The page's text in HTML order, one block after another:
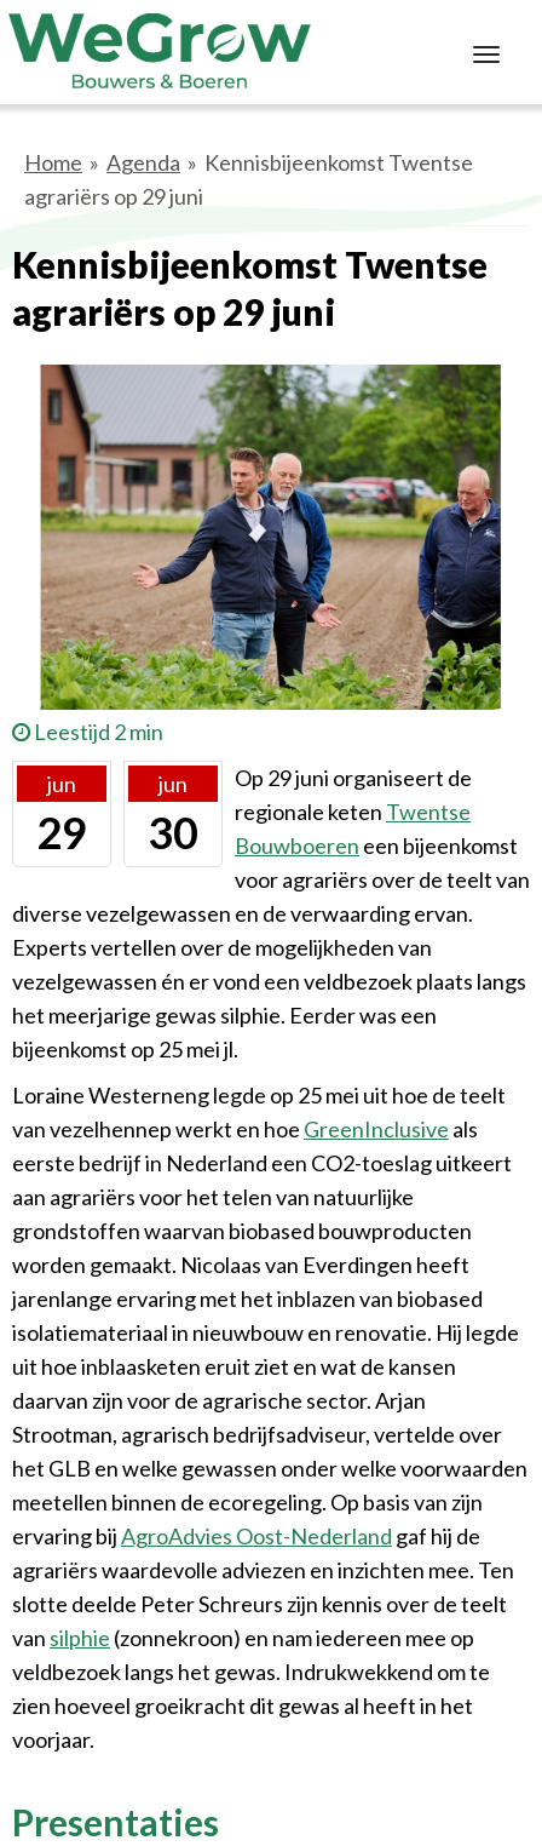
Home » Agenda » Kennisbijeenkomst Twentse
agrariërs op 29 juni
Kennisbijeenkomst Twentse
agrariërs op 29 juni
Leestijd 2 min
jun
29
jun
30
Op 29 juni organiseert de
regionale keten Twentse
Bouwboeren een bijeenkomst
voor agrariërs over de teelt van
diverse vezelgewassen en de verwaarding ervan.
Experts vertellen over de mogelijkheden van
vezelgewassen én er vond een veldbezoek plaats langs
het meerjarige gewas silphie. Eerder was een
bijeenkomst op 25 mei jl.
Loraine Westerneng legde op 25 mei uit hoe de teelt
van vezelhennep werkt en hoe GreenInclusive als
eerste bedrijf in Nederland een CO2-toeslag uitkeert
aan agrariërs voor het telen van natuurlijke
grondstoffen waarvan biobased bouwproducten
worden gemaakt. Nicolaas van Everdingen heeft
jarenlange ervaring met het inblazen van biobased
isolatiemateriaal in nieuwbouw en renovatie. Hij legde
uit hoe inblaasketen eruit ziet en wat de kansen
daarvan zijn voor de agrarische sector. Arjan
Strootman, agrarisch bedrijfsadviseur, vertelde over
het GLB en welke gewassen onder welke voorwaarden
meetellen binnen de ecoregeling. Op basis van zijn
ervaring bijAgroAdvies Oost-Nederland gaf hij de
agrariërs waardevolle adviezen en inzichten mee. Ten
slotte deelde Peter Schreurs zijn kennis over de teelt
van silphie (zonnekroon) en nam iedereen mee op
veldbezoek langs het gewas. Indrukwekkend om te
zien hoeveel groeikracht dit gewas al heeft in het
voorjaar.
Presentaties